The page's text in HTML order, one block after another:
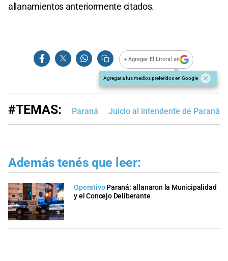
allanamientos anteriormente citados.
+ Agregar El Litoral en
Agregar a tus medios preferidos en Google
#TEMAS: Paraná Juicio al intendente de Paraná
Además tenés que leer:
Operativo Paraná: allanaron la Municipalidad
y el Concejo Deliberante